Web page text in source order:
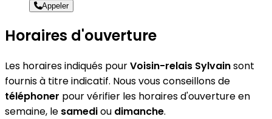
Appeler
Horaires d'ouverture
Les horaires indiqués pourVoisin-relais Sylvainsont
fournis à titre indicatif. Nous vous conseillons de
téléphoner pour vérifier les horaires d'ouverture en
semaine, le samediou dimanche.